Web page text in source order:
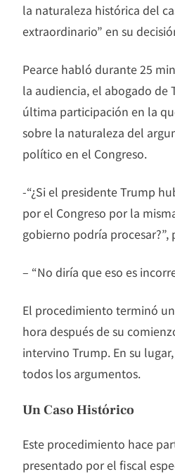
la naturaleza histórica del
extraordinario” en su
Pearce habló durante 25
la audiencia, el abogado de
última participación en la
sobre la naturaleza del
político en el Congreso.
-“¿Si el presidente Trump
por el Congreso por la
gobierno podría procesar?”,
– “No diría que eso es
El procedimiento terminó
hora después de su
intervino Trump. En su
todos los argumentos.
Un Caso Histórico
Este procedimiento hace
presentado por el fiscal